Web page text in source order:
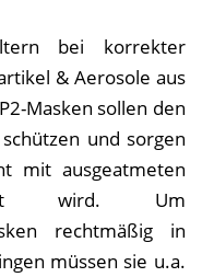
bei korrekter
& Aerosole aus
Masken sollen den
und sorgen
mit ausgeatmeten
wird. Um
rechtmäßig in
müssen sie u.a.